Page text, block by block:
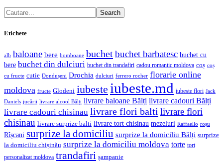
Search
Etichete
alb baloane bere bomboane buchetbuchet barbatesc buchet cu
bere buchet din dulciuri buchet din trandafiri cadou romantic moldova coș coș
cu fructe cutie Dondușeni Drochia dulciuri ferrero rocher florarie online
moldova fructe Glodeni iubeste iubeste.md iubeste flori Jack
Daniels jucării livrare alcool Bălți livrare baloane Bălți livrare cadouri Bălți
livrare cadouri chisinau livrare flori balti livrare flori
chisinau livrare surprize balti livrare tort chisinau mezeluri Raffaello roșu
Rîșcani surprize la domiciliu surprize la domiciliu Bălți surprize
la domiciliu chișinău surprize la domiciliu moldova torte tort
personalizat moldova trandafiri șampanie